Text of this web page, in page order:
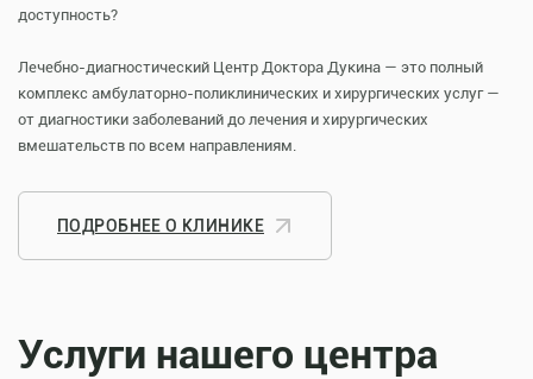
доступность?
Лечебно-диагностический Центр Доктора Дукина — это полный
комплекс амбулаторно-поликлинических и хирургических услуг —
от диагностики заболеваний до лечения и хирургических
вмешательств по всем направлениям.
ПОДРОБНЕЕ О КЛИНИКЕ
Услуги нашего центра